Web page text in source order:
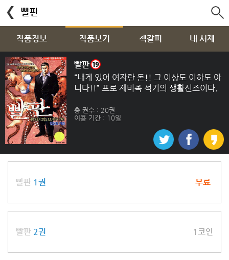
빨판
작품정보 작품보기 책갈피 내 서재
빨판
“내게 있어 여자란 돈!! 그 이상도 이하도 아
니다!!” 프로 제비족 석기의 생활신조이다.
아가던 석기는 한 여인을 만나게 된다. 제비
족에게 사랑은 있을 수 없다며 잊으려 애쓰
는 석기. 다음날, 고향 선배 가물치로부터 잠
시 운전을 해달라는 부탁을 받고 가물치를
따라나선 석기는 깜짝 놀라게 된다. 같이 있
는 여자가 바로 자신이 며칠 전에 봤던 정유
는 무엇에 홀린 듯 가물치를 치고 유나를 구
결국 사건의 꼬리를 잡은 경찰이 유나를 찾
대공개!! 프로 제비족을 사실감 있게 그려낸
총 권수 : 20권
이용 기간 : 10일
빨판 1권 무료
빨판 2권 1코인